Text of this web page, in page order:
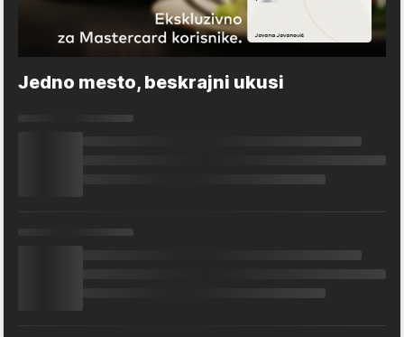
Jedno mesto, beskrajni ukusi